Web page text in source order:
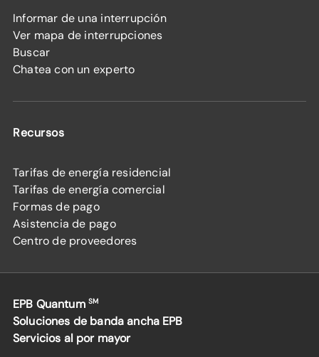
Informar de una interrupción
Ver mapa de interrupciones
Buscar
Chatea con un experto
Recursos
Tarifas de energía residencial
Tarifas de energía comercial
Formas de pago
Asistencia de pago
Centro de proveedores
EPB Quantum SM
Soluciones de banda ancha EPB
Servicios al por mayor